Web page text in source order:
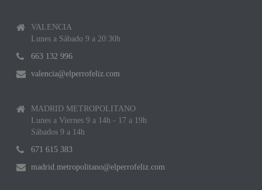
VALENCIA
Lunes a Sábado 9 a 20:30h
663 132 996
valencia@elperrofeliz.com
MADRID METROPOLITANO
Lunes a Viernes 9 a 14h - 17 a 19h
Sábados 9 a 14h
671 615 383
madrid.metropolitano@elperrofeliz.com